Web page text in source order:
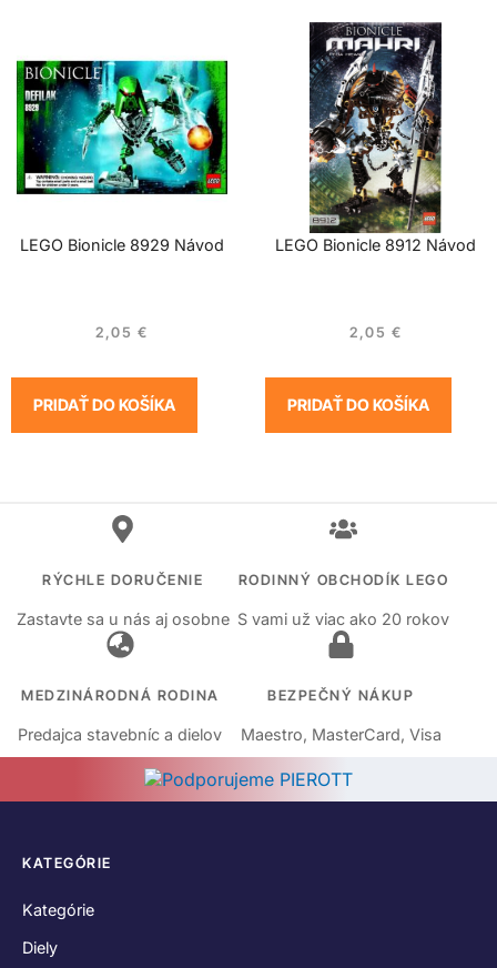
LEGO Bionicle 8929 Návod
2,05 €
PRIDAŤ DO KOŠÍKA
LEGO Bionicle 8912 Návod
2,05 €
PRIDAŤ DO KOŠÍKA
RÝCHLE DORUČENIE
Zastavte sa u nás aj osobne
RODINNÝ OBCHODÍK LEGO
S vami už viac ako 20 rokov
MEDZINÁRODNÁ RODINA
Predajca stavebníc a dielov
BEZPEČNÝ NÁKUP
Maestro, MasterCard, Visa
KATEGÓRIE
Kategórie
Diely